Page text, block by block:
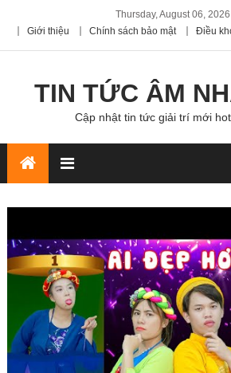
Thursday, August 06, 2026
Giới thiệu
Chính sách bảo mật Điều
TIN TỨC ÂM
Cập nhật tin tức giải trí mới